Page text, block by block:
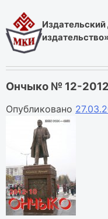
to
content
Ончыко № 12-2012
Опубликовано